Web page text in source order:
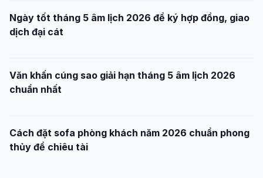
Ngày tốt tháng 5 âm lịch 2026 để ký hợp đồng, giao
dịch đại cát
Văn khấn cúng sao giải hạn tháng 5 âm lịch 2026
chuẩn nhất
Cách đặt sofa phòng khách năm 2026 chuẩn phong
thủy để chiêu tài